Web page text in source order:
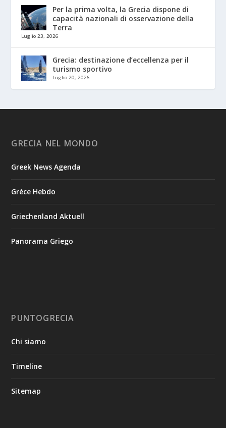
Per la prima volta, la Grecia dispone di
capacità nazionali di osservazione della
Terra
Luglio 23, 2026
Grecia: destinazione d’eccellenza per il
turismo sportivo
Luglio 20, 2026
GRECIA NEL MONDO
Greek News Agenda
Grèce Hebdo
Griechenland Aktuell
Panorama Griego
PUNTOGRECIA
Chi siamo
Timeline
Sitemap